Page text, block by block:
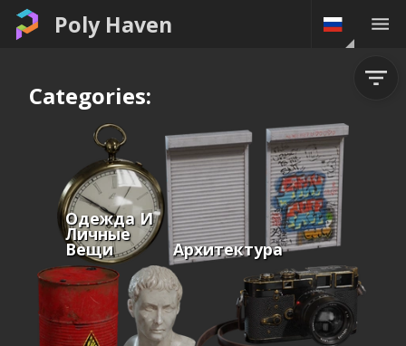
Poly Haven
Categories:
Одежда И
Личные
Вещи Архитектура